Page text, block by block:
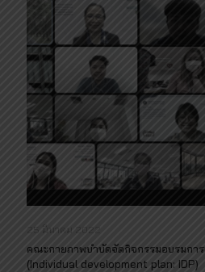
25 มีนาคม 2022
คณะกายภาพบำบัดจัดกิจกรรมอบรมกา
(Individual development plan: IDP)